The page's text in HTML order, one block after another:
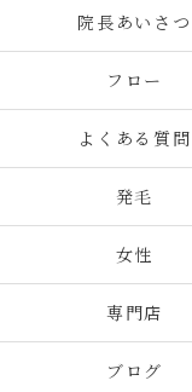
院長あいさつ
フロー
よくある質問
発毛
女性
専門店
ブログ